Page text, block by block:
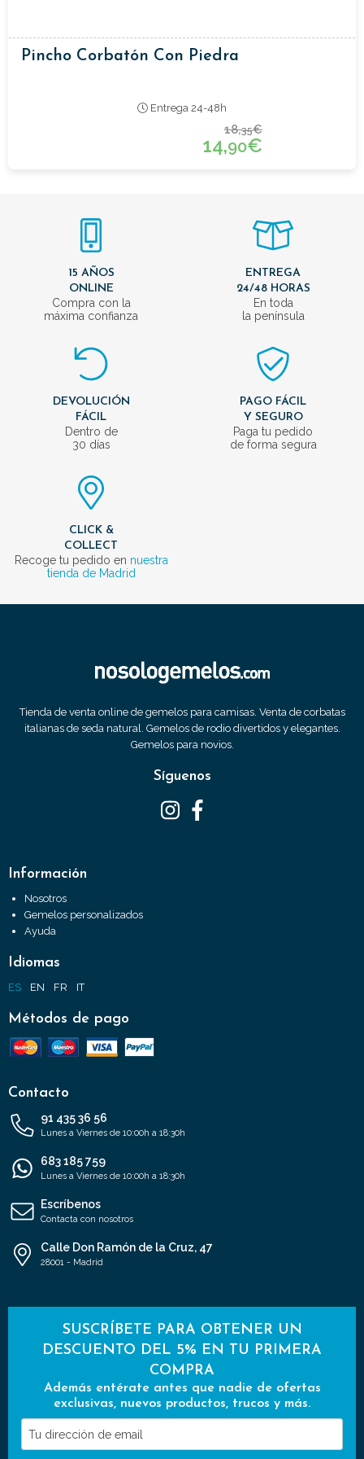
Pincho Corbatón Con Piedra
Entrega 24-48h
18,35€
14,90€
15 AÑOS
ONLINE
Compra con la
máxima confianza
ENTREGA
24/48 HORAS
En toda
la península
DEVOLUCIÓN
FÁCIL
Dentro de
30 días
PAGO FÁCIL
Y SEGURO
Paga tu pedido
de forma segura
CLICK &
COLLECT
Recoge tu pedido en nuestra
tienda de Madrid
Tienda de venta online de gemelos para camisas. Venta de corbatas
italianas de seda natural. Gemelos de rodio divertidos y elegantes.
Gemelos para novios.
Síguenos
Información
Nosotros
Gemelos personalizados
Ayuda
Idiomas
ES EN FR IT
Métodos de pago
Contacto
91 435 36 56
Lunes a Viernes de 10:00h a 18:30h
683 185 759
Lunes a Viernes de 10:00h a 18:30h
Escríbenos
Contacta con nosotros
Calle Don Ramón de la Cruz, 47
28001 - Madrid
SUSCRÍBETE PARA OBTENER UN
DESCUENTO DEL 5% EN TU PRIMERA
COMPRA
Además entérate antes que nadie de ofertas
exclusivas, nuevos productos, trucos y más.
Tu
dirección